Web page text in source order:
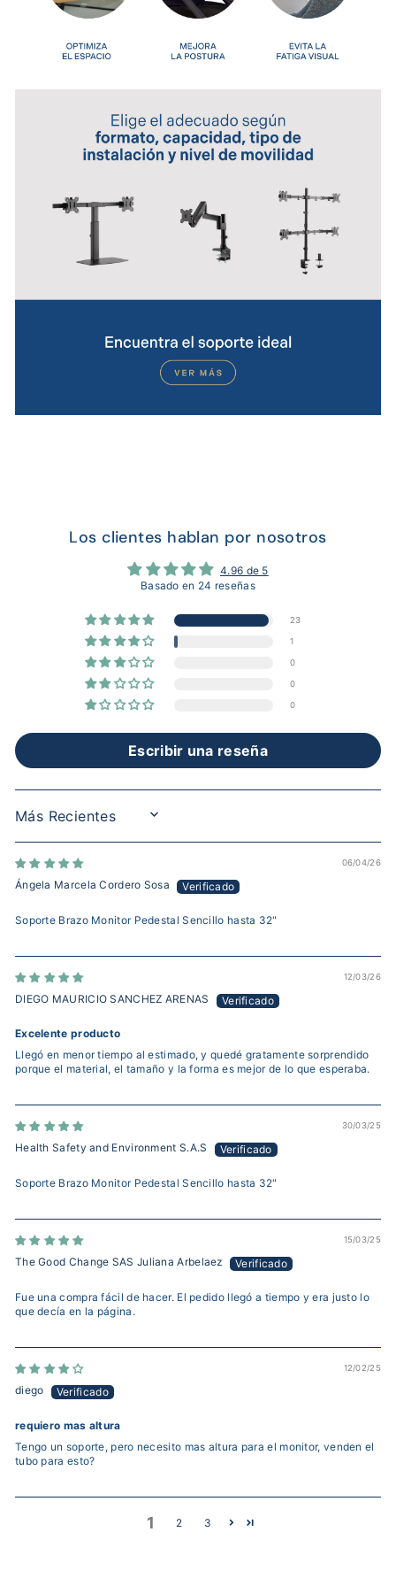
Los clientes hablan por nosotros
4.96 de 5
Basado en 24 reseñas
23
1
0
0
0
Escribir una reseña
SORT BY
06/04/26
Ángela Marcela Cordero Sosa
Soporte Brazo Monitor Pedestal Sencillo hasta 32"
12/03/26
DIEGO MAURICIO SANCHEZ ARENAS
Excelente producto
Llegó en menor tiempo al estimado, y quedé gratamente sorprendido
porque el material, el tamaño y la forma es mejor de lo que esperaba.
30/03/25
Health Safety and Environment S.A.S
Soporte Brazo Monitor Pedestal Sencillo hasta 32"
15/03/25
The Good Change SAS Juliana Arbelaez
Fue una compra fácil de hacer. El pedido llegó a tiempo y era justo lo
que decía en la página.
12/02/25
diego
requiero mas altura
Tengo un soporte, pero necesito mas altura para el monitor, venden el
tubo para esto?
1 2 3